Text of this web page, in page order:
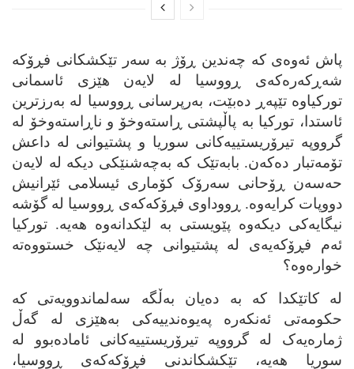
پاش ئه‌وه‌ی که‌ چه‌ندین ڕۆژ به‌ سه‌ر تێکشکانی فڕۆکه‌
شه‌ڕکه‌ره‌که‌ی ڕووسیا له‌ لایه‌ن هێزی ئاسمانی
تورکیاوه‌ تێپه‌ڕ ده‌بێت، به‌رپرسانی ڕووسیا له‌ به‌رزترین
ئاستدا، تورکیا به‌ پاڵپشتی ڕاسته‌وخۆ و ناڕاسته‌وخۆ له‌
گرووپه‌ تیرۆریستییه‌کانی سوریا و پشتیوانی له‌ داعش
تۆمه‌تبار ده‌که‌ن. بابه‌تێک که‌ به‌چه‌شنێکی دیکه‌ له‌ لایه‌ن
حه‌سه‌ن ڕۆحانی سه‌رۆک کۆماری ئیسلامی ئێرانیش
دووپات کرایه‌وه‌. ڕووداوی فڕۆکه‌که‌ی ڕووسیا له‌ گۆشه‌
نیگایه‌کی دیکه‌وه‌ پێویستی به‌ لێکدانه‌وه‌ هه‌یه‌. تورکیا
ئه‌م فڕۆکه‌یه‌ی له‌ پشتیوانی چه‌ لایه‌نێک خستووه‌ته‌
خواره‌وه‌؟
له‌ کاتێکدا که‌ به‌ ده‌یان به‌ڵگه‌ سه‌لماندوویه‌تی که‌
حکومه‌تی ئه‌نکه‌ره‌ په‌یوه‌ندییه‌کی به‌هێزی له‌ گه‌ڵ
ژماره‌یه‌ک له‌ گرووپه‌ تیرۆریستییه‌کانی ئاماده‌بوو له‌
سوریا هه‌یه‌، تێکشکاندنی فڕۆکه‌که‌ی ڕووسیا،